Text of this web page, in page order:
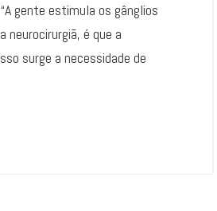
gente estimula os gânglios
neurocirurgiã, é que a
surge a necessidade de